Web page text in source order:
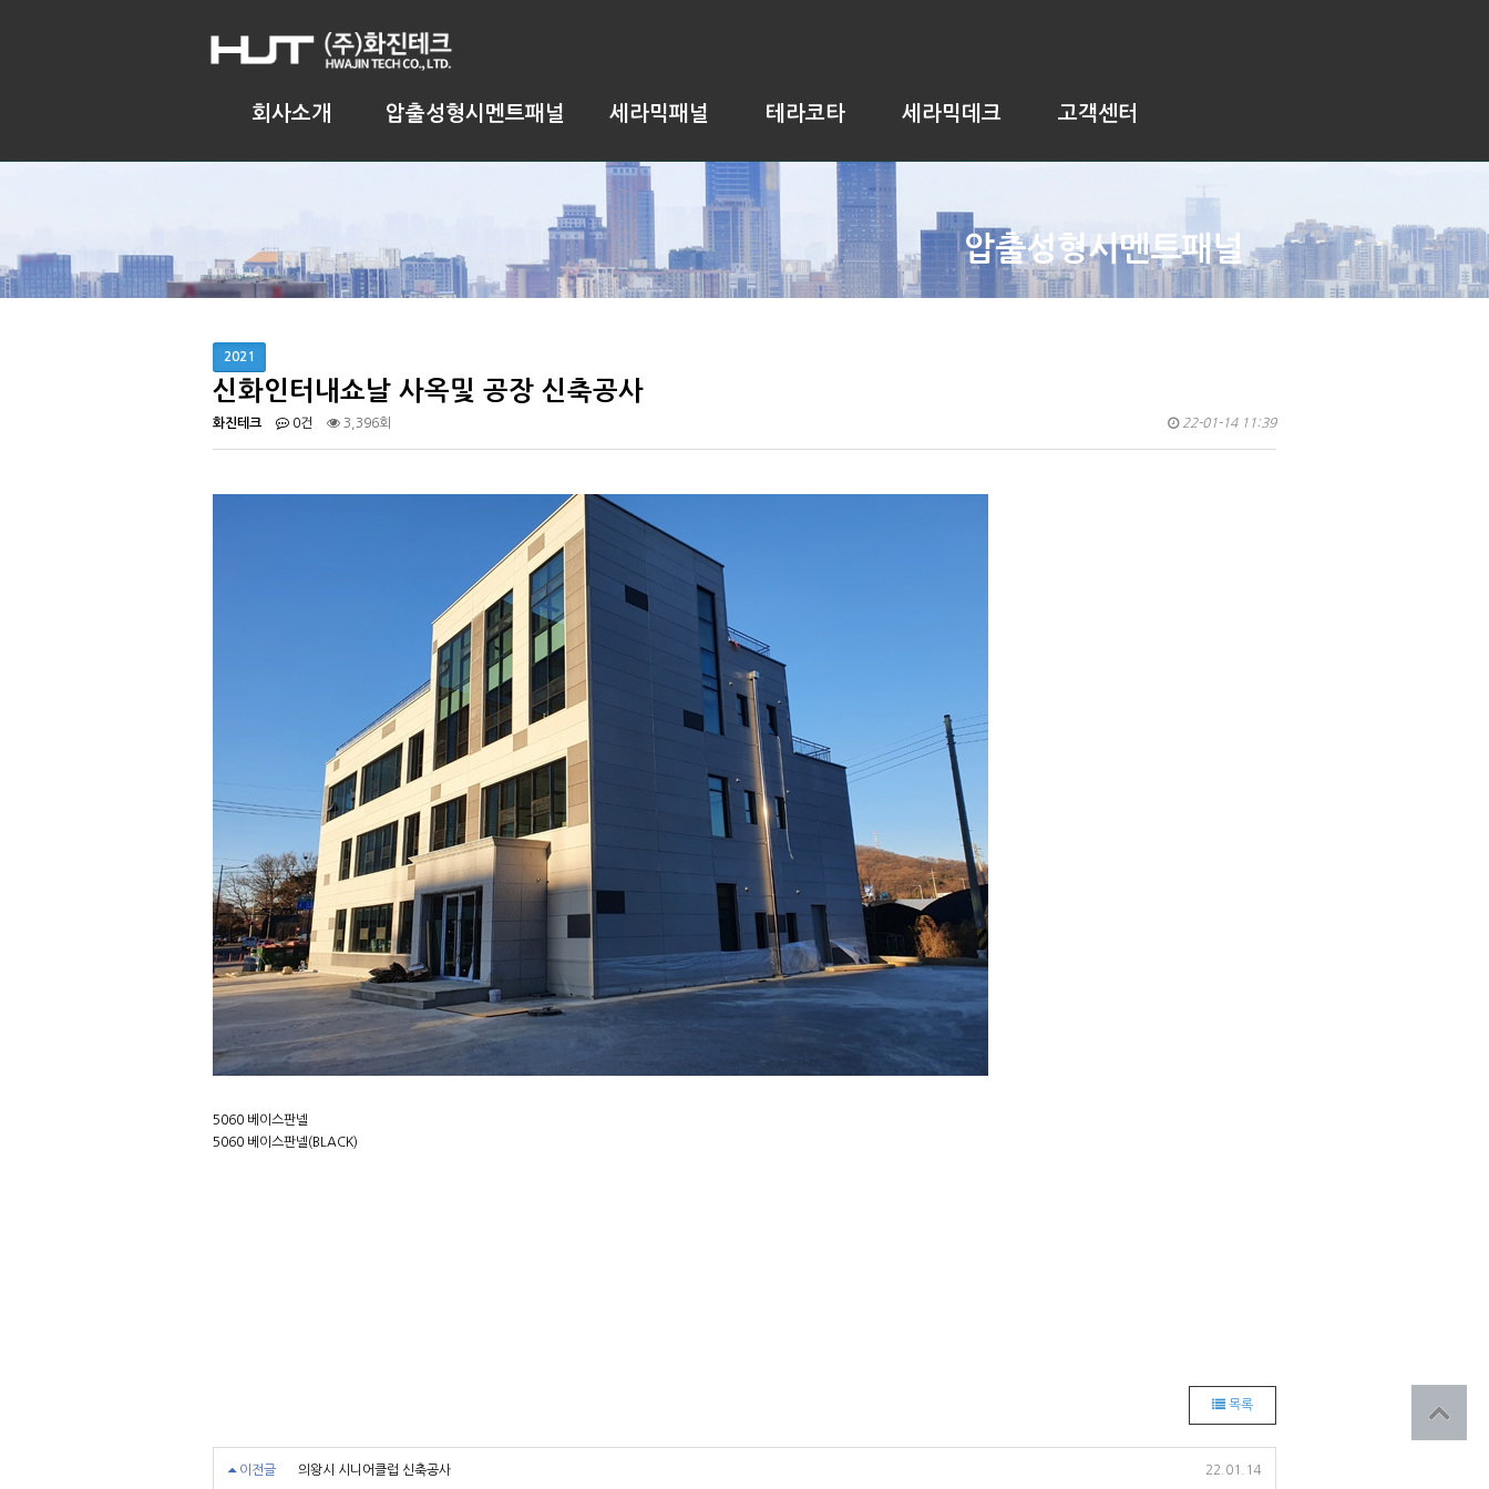
회사소개 압출성형시멘트패널 세라믹패널 테라코타 세라믹데크 고객센터
압출성형시멘트패널
2021
신화인터내쇼날 사옥및 공장 신축공사
화진테크 0건 3,396회 22-01-14 11:39
5060 베이스판넬
5060 베이스판넬(BLACK)
목록
이전글 의왕시 시니어클럽 신축공사 22.01.14